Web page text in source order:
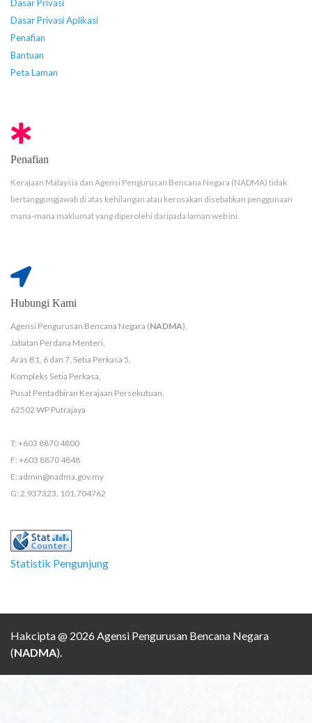
Dasar Privasi
Dasar Privasi Aplikasi
Penafian
Bantuan
Peta Laman
Penafian
Kerajaan Malaysia dan Agensi Pengurusan Bencana Negara (NADMA) tidak
bertanggungjawab di atas kehilangan atau kerosakan disebabkan penggunaan
mana-mana maklumat yang diperolehi daripada laman web ini.
Hubungi Kami
Agensi Pengurusan Bencana Negara (NADMA),
Jabatan Perdana Menteri,
Aras B1, 6 dan 7, Setia Perkasa 5,
Kompleks Setia Perkasa,
Pusat Pentadbiran Kerajaan Persekutuan,
62502 WP Putrajaya
T: +603 8870 4800
F: +603 8870 4848
E: admin@nadma.gov.my
G: 2.937323, 101.704762
Statistik Pengunjung
Hakcipta @ 2026 Agensi Pengurusan Bencana Negara
(NADMA).